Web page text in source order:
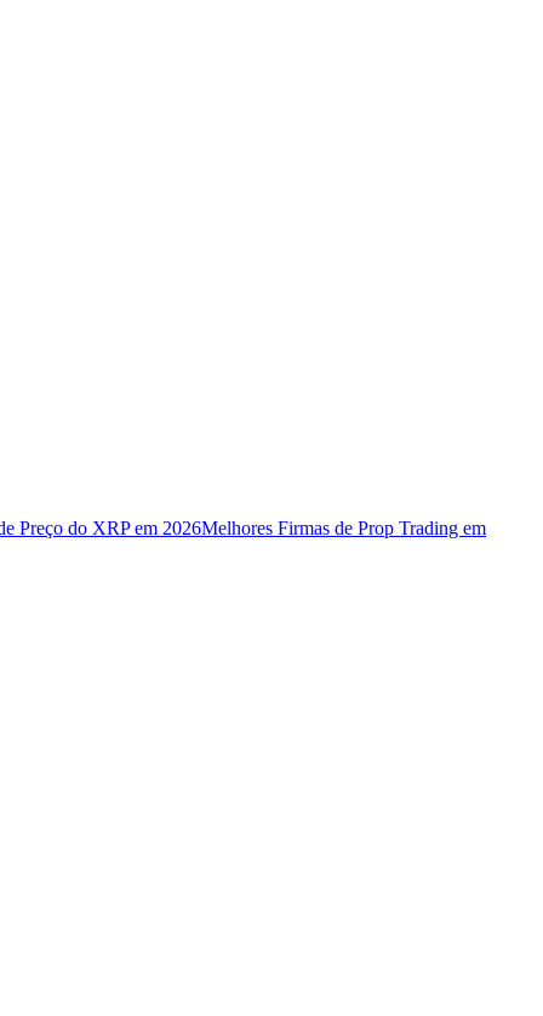
Preço do XRP em 2026Melhores Firmas de Prop Trading em